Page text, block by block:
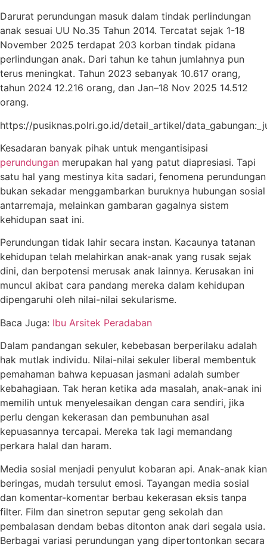
Darurat perundungan masuk dalam tindak perlindungan
anak sesuai UU No.35 Tahun 2014. Tercatat sejak 1-18
November 2025 terdapat 203 korban tindak pidana
perlindungan anak. Dari tahun ke tahun jumlahnya pun
terus meningkat. Tahun 2023 sebanyak 10.617 orang,
tahun 2024 12.216 orang, dan Jan–18 Nov 2025 14.512
orang.
https://pusiknas.polri.go.id/detail_artikel/
Kesadaran banyak pihak untuk mengantisipasi
perundungan merupakan hal yang patut diapresiasi. Tapi
satu hal yang mestinya kita sadari, fenomena perundungan
bukan sekadar menggambarkan buruknya hubungan sosial
antarremaja, melainkan gambaran gagalnya sistem
kehidupan saat ini.
Perundungan tidak lahir secara instan. Kacaunya tatanan
kehidupan telah melahirkan anak-anak yang rusak sejak
dini, dan berpotensi merusak anak lainnya. Kerusakan ini
muncul akibat cara pandang mereka dalam kehidupan
dipengaruhi oleh nilai-nilai sekularisme.
Baca Juga: Ibu Arsitek Peradaban
Dalam pandangan sekuler, kebebasan berperilaku adalah
hak mutlak individu. Nilai-nilai sekuler liberal membentuk
pemahaman bahwa kepuasan jasmani adalah sumber
kebahagiaan. Tak heran ketika ada masalah, anak-anak ini
memilih untuk menyelesaikan dengan cara sendiri, jika
perlu dengan kekerasan dan pembunuhan asal
kepuasannya tercapai. Mereka tak lagi memandang
perkara halal dan haram.
Media sosial menjadi penyulut kobaran api. Anak-anak kian
beringas, mudah tersulut emosi. Tayangan media sosial
dan komentar-komentar berbau kekerasan eksis tanpa
filter. Film dan sinetron seputar geng sekolah dan
pembalasan dendam bebas ditonton anak dari segala usia.
Berbagai variasi perundungan yang dipertontonkan secara